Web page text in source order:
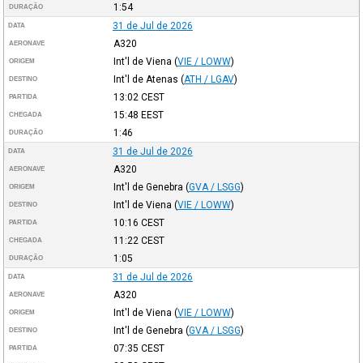
DURAÇÃO 1:54
DATA 31 de Jul de 2026
AERONAVE A320
ORIGEM Int'l de Viena (VIE / LOWW)
DESTINO Int'l de Atenas (ATH / LGAV)
PARTIDA 13:02 CEST
CHEGADA 15:48 EEST
DURAÇÃO 1:46
DATA 31 de Jul de 2026
AERONAVE A320
ORIGEM Int'l de Genebra (GVA / LSGG)
DESTINO Int'l de Viena (VIE / LOWW)
PARTIDA 10:16 CEST
CHEGADA 11:22 CEST
DURAÇÃO 1:05
DATA 31 de Jul de 2026
AERONAVE A320
ORIGEM Int'l de Viena (VIE / LOWW)
DESTINO Int'l de Genebra (GVA / LSGG)
PARTIDA 07:35 CEST